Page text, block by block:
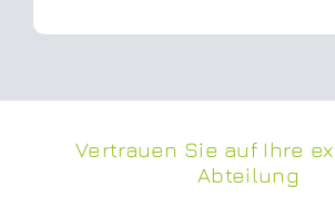
Vertrauen Sie auf Ihre
Abteilung